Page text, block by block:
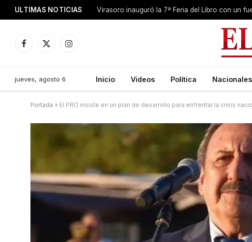
ULTIMAS NOTICIAS
Facebook
X
Instagram
jueves, agosto 6 Inicio Videos Política Nacionales
Portada » El PRO insiste en un plan de desarrollo para enfrentar la crisis